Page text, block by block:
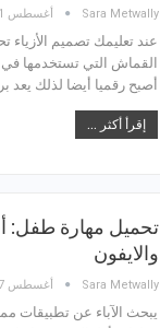
Sara Metwally أغسطس 11, 2024
عند تعليمك تصميم الأزياء
القماش التي تستخدمها في
أصبح رقميا أيضا لذلك يعد
إقرأ أكثر ...
تحميل مهارة طفل:
والايفون
Sara Metwally أغسطس 7, 2024
يبحث الآباء عن تطبيقات